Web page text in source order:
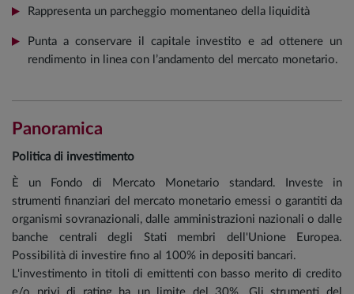
Rappresenta un parcheggio momentaneo della liquidità
Punta a conservare il capitale investito e ad ottenere un
rendimento in linea con l’andamento del mercato monetario.
Panoramica
Politica di investimento
È un Fondo di Mercato Monetario standard. Investe in
strumenti finanziari del mercato monetario emessi o garantiti da
organismi sovranazionali, dalle amministrazioni nazionali o dalle
banche centrali degli Stati membri dell'Unione Europea.
Possibilità di investire fino al 100% in depositi bancari.
L'investimento in titoli di emittenti con basso merito di credito